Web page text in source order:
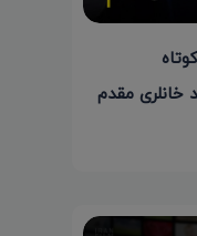
خانلری مقدم